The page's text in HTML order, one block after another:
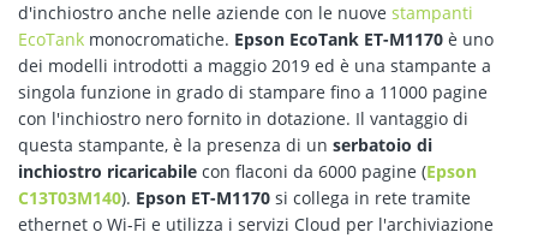
d'inchiostro anche nelle aziende con le nuove stampanti
EcoTank monocromatiche. Epson EcoTank ET-M1170 è uno
dei modelli introdotti a maggio 2019 ed è una stampante a
singola funzione in grado di stampare fino a 11000 pagine
con l'inchiostro nero fornito in dotazione. Il vantaggio di
questa stampante, è la presenza di un serbatoio di
inchiostro ricaricabile con flaconi da 6000 pagine (Epson
C13T03M140). Epson ET-M1170 si collega in rete tramite
ethernet o Wi-Fi e utilizza i servizi Cloud per l'archiviazione